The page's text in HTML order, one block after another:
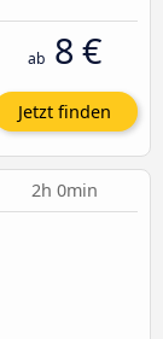
ab 8 €
Jetzt finden
2h 0min